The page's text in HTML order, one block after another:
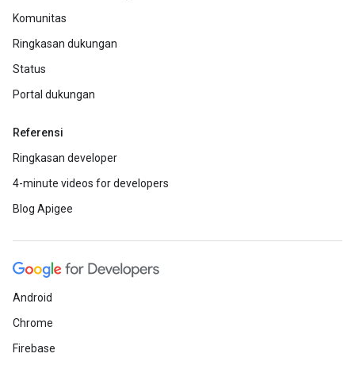
Komunitas
Ringkasan dukungan
Status
Portal dukungan
Referensi
Ringkasan developer
4-minute videos for developers
Blog Apigee
Android
Chrome
Firebase